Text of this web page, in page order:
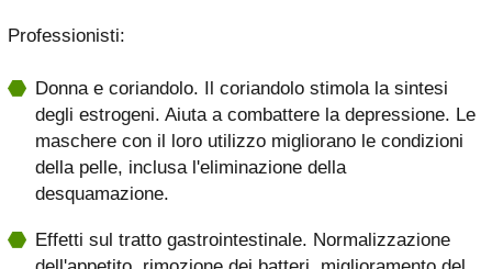
Professionisti:
Donna e coriandolo. Il coriandolo stimola la sintesi
degli estrogeni. Aiuta a combattere la depressione. Le
maschere con il loro utilizzo migliorano le condizioni
della pelle, inclusa l'eliminazione della
desquamazione.
Effetti sul tratto gastrointestinale. Normalizzazione